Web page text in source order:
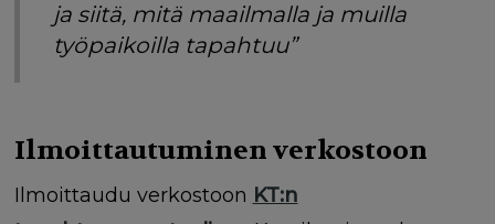
ja siitä, mitä maailmalla ja muilla
työpaikoilla tapahtuu”
Ilmoittautuminen verkostoon
Ilmoittaudu verkostoon KT:n